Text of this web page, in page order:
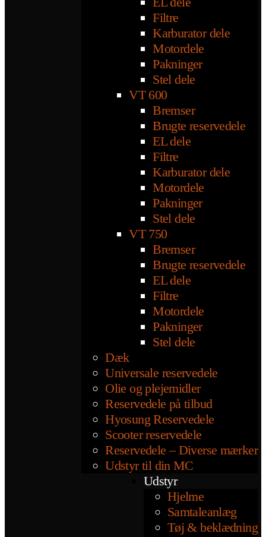
Filtre
Karburator dele
Motordele
Pakninger
Stel dele
VT 600
Bremser
Brugte reservedele
EL dele
Filtre
Karburator dele
Motordele
Pakninger
Stel dele
VT 750
Bremser
Brugte reservedele
EL dele
Filtre
Motordele
Pakninger
Stel dele
Dæk
Universale reservedele
Olie og plejemidler
Reservedele på tilbud
Hyosung Reservedele
Scooter reservedele
Reservedele – Diverse mærker
Udstyr til din MC
Udstyr
Hjelme
Samtaleanlæg
Tøj & beklædning